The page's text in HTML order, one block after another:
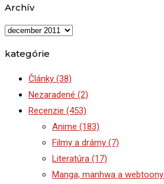
Archív
Archív
kategórie
Články (38)
Nezaradené (2)
Recenzie (453)
Anime (183)
Filmy a drámy (7)
Literatúra (17)
Manga, manhwa a webtoony